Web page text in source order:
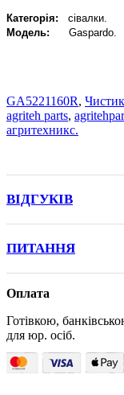
Категорія: сівалки.
Модель: Gaspardo.
GA5221160R,
agriteh parts,
агритехникс.
ВІДГУКІВ
ПИТАННЯ
Оплата
Готівкою,
для юр. осіб.